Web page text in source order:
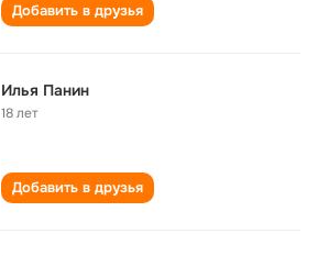
Добавить в друзья
Илья Панин
18 лет
Добавить в друзья